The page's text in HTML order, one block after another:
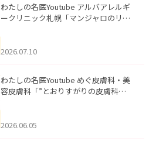
わたしの名医Youtube アルバアレルギ
ークリニック札幌「マンジャロのリア
た。
2026.07.10
わたしの名医Youtube めぐ皮膚科・美
容皮膚科「”とおりすがりの皮膚科
2026.06.05